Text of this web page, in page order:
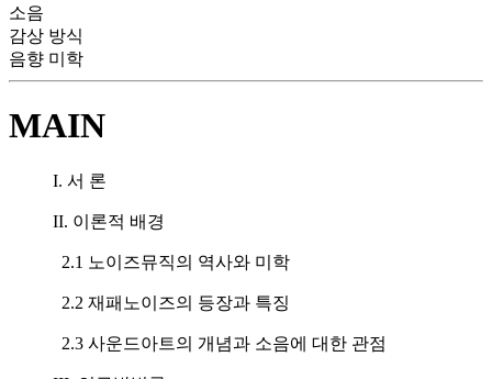
소음
감상 방식
음향 미학
MAIN
I. 서 론
II. 이론적 배경
2.1 노이즈뮤직의 역사와 미학
2.2 재패노이즈의 등장과 특징
2.3 사운드아트의 개념과 소음에 대한 관점